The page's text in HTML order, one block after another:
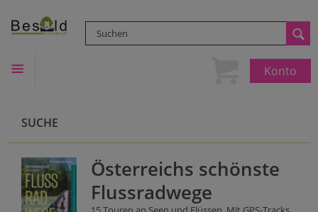
Konto
SUCHE
Österreichs schönste
Flussradwege